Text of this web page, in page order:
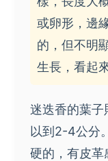
或卵形，邊
的，但不明
生長，看起
迷迭香的葉子
以到2-4公分
硬的，有皮革